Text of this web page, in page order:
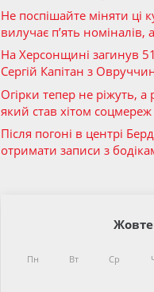
Не поспішайте міняти ці
вилучає п’ять
На Херсонщині загинув
Сергій Капітан з
Огірки тепер не ріжуть, а
який став хітом соцмереж
Після погоні в центрі
отримати записи з
Пн Вт Ср